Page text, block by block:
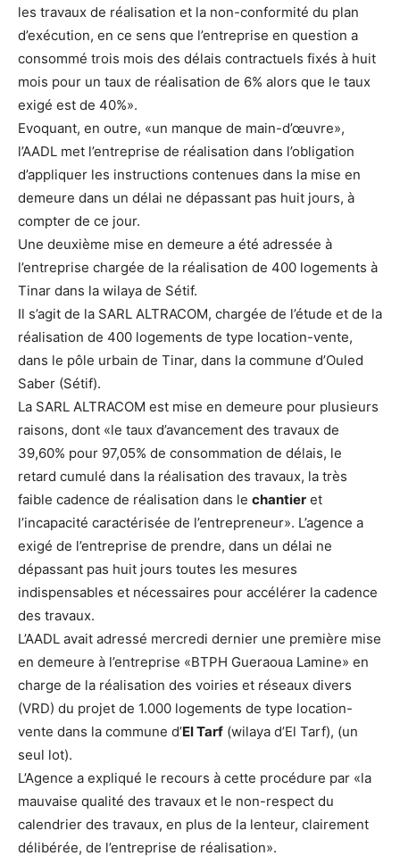
les travaux de réalisation et la non-conformité du plan
d’exécution, en ce sens que l’entreprise en question a
consommé trois mois des délais contractuels fixés à huit
mois pour un taux de réalisation de 6% alors que le taux
exigé est de 40%».
Evoquant, en outre, «un manque de main-d’œuvre»,
l’AADL met l’entreprise de réalisation dans l’obligation
d’appliquer les instructions contenues dans la mise en
demeure dans un délai ne dépassant pas huit jours, à
compter de ce jour.
Une deuxième mise en demeure a été adressée à
l’entreprise chargée de la réalisation de 400 logements à
Tinar dans la wilaya de Sétif.
Il s’agit de la SARL ALTRACOM, chargée de l’étude et de la
réalisation de 400 logements de type location-vente,
dans le pôle urbain de Tinar, dans la commune d’Ouled
Saber (Sétif).
La SARL ALTRACOM est mise en demeure pour plusieurs
raisons, dont «le taux d’avancement des travaux de
39,60% pour 97,05% de consommation de délais, le
retard cumulé dans la réalisation des travaux, la très
faible cadence de réalisation dans le chantier et
l’incapacité caractérisée de l’entrepreneur». L’agence a
exigé de l’entreprise de prendre, dans un délai ne
dépassant pas huit jours toutes les mesures
indispensables et nécessaires pour accélérer la cadence
des travaux.
L’AADL avait adressé mercredi dernier une première mise
en demeure à l’entreprise «BTPH Gueraoua Lamine» en
charge de la réalisation des voiries et réseaux divers
(VRD) du projet de 1.000 logements de type location-
vente dans la commune d’El Tarf (wilaya d’El Tarf), (un
seul lot).
L’Agence a expliqué le recours à cette procédure par «la
mauvaise qualité des travaux et le non-respect du
calendrier des travaux, en plus de la lenteur, clairement
délibérée, de l’entreprise de réalisation».